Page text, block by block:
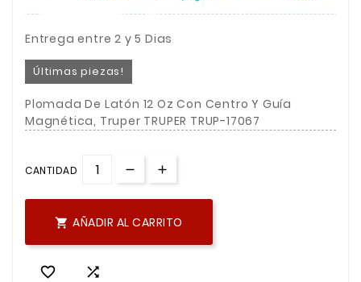
Entrega entre 2 y 5 Dias
Últimas piezas!
Plomada De Latón 12 Oz Con Centro Y Guía
Magnética, Truper TRUPER TRUP-17067
CANTIDAD
 AÑADIR AL CARRITO
 